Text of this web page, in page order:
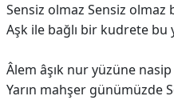
Sensiz olmaz Sensiz
Aşk ile bağlı bir kudrete bu
Âlem âşık nur yüzüne
Yarın mahşer günümüzde